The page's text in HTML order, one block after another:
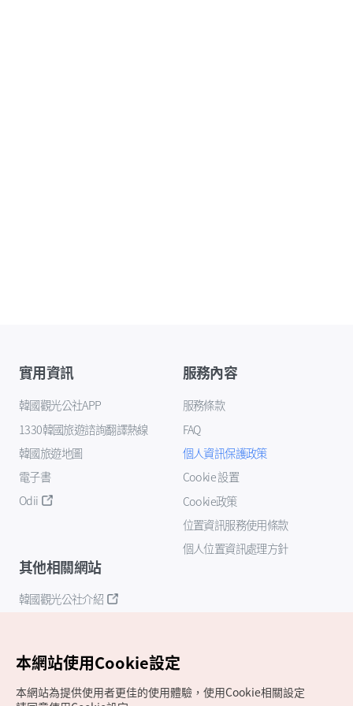
實用資訊
韓國觀光公社APP
1330韓國旅遊諮詢翻譯熱線
韓國旅遊地圖
電子書
Odii
服務內容
服務條款
FAQ
個人資訊保護政策
Cookie 設置
Cookie政策
位置資訊服務使用條款
個人位置資訊處理方針
其他相關網站
韓國觀光公社介紹
本網站使用Cookie設定
本網站為提供使用者更佳的使用體驗，使用Cookie相關設定